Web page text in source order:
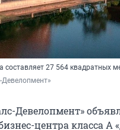
составляет 27 564 квадратных
Девелопмент»
Девелопмент»
центра класса А